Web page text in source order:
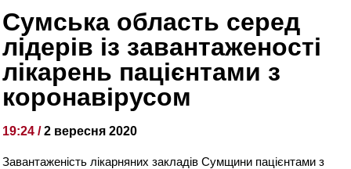
Сумська область серед
лідерів із завантаженості
лікарень пацієнтами з
коронавірусом
19:24 /2 вересня 2020
Завантаженість лікарняних закладів Сумщини пацієнтами з